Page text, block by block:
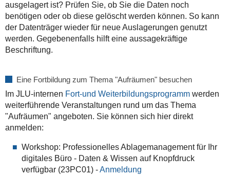
ausgelagert ist? Prüfen Sie, ob Sie die Daten noch
benötigen oder ob diese gelöscht werden können. So kann
der Datenträger wieder für neue Auslagerungen genutzt
werden. Gegebenenfalls hilft eine aussagekräftige
Beschriftung.
Eine Fortbildung zum Thema "Aufräumen" besuchen
Im JLU-internen Fort-und Weiterbildungsprogrammwerden
weiterführende Veranstaltungen rund um das Thema
"Aufräumen" angeboten. Sie können sich hier direkt
anmelden:
Workshop: Professionelles Ablagemanagement für Ihr
digitales Büro - Daten & Wissen auf Knopfdruck
verfügbar (23PC01) -Anmeldung